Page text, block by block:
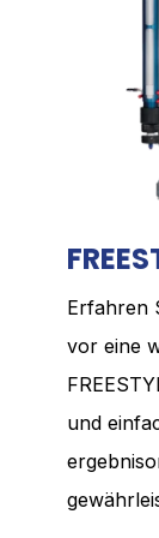
Erfahren
vor eine
und